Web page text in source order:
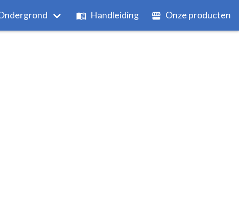
Handleiding Onze producten